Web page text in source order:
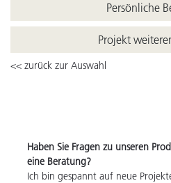
Persönliche
Projekt
<< zurück zur Auswahl
Haben Sie Fragen zu unseren
eine Beratung?
Ich bin gespannt auf neue